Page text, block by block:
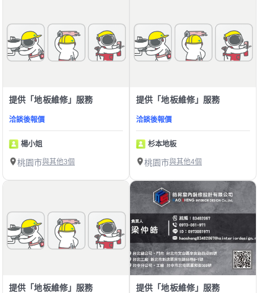
提供「地板維修」服務
洽談後報價
楊小姐
桃園市與其他3個
提供「地板維修」服務
洽談後報價
杉本地板
桃園市與其他4個
提供「地板維修」服務 提供「地板維修」服務